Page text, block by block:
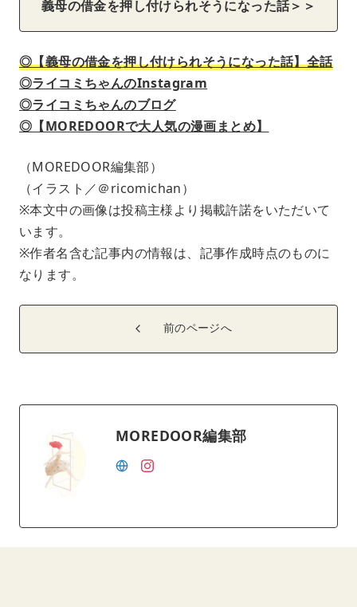
義母の借金を押し付けられそうになった話＞＞
◎【義母の借金を押し付けられそうになった話】全話
◎ライコミちゃんのInstagram
◎ライコミちゃんのブログ
◎【MOREDOORで大人気の漫画まとめ】
（MOREDOOR編集部）
（イラスト／＠ricomichan）
※本文中の画像は投稿主様より掲載許諾をいただいて
います。
※作者名含む記事内の情報は、記事作成時点のものに
なります。
前のページへ
MOREDOOR編集部